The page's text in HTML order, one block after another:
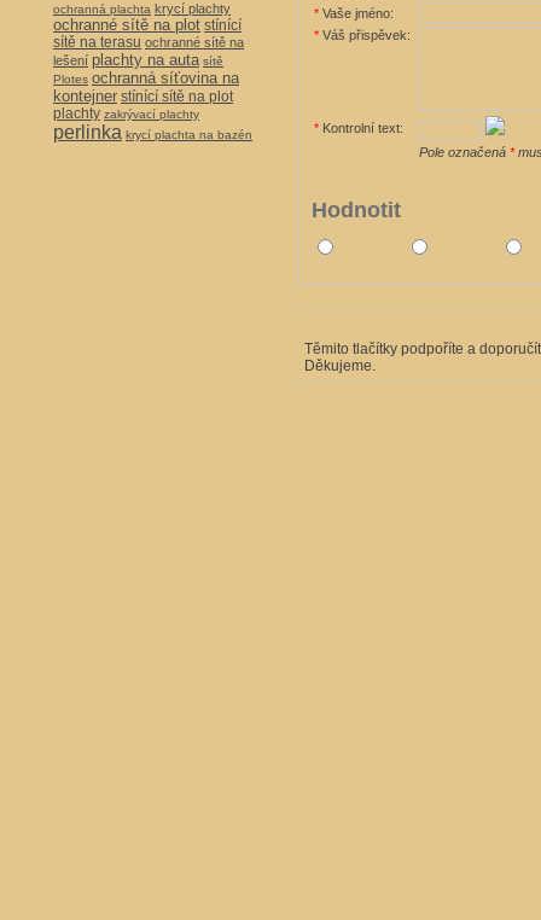
* Vaše jméno:
* Váš přispěvek:
* Kontrolní text:
Pole označená *
Hodnotit
Těmito tlačítky podpoříte a
Děkujeme.
ochranná plachta krycí plachty
ochranné sítě na plot stínící
sítě na terasu ochranné sítě na
lešení plachty na auta sítě
Plotes ochranná síťovina na
kontejner stínící sítě na plot
plachty zakrývací plachty
perlinka krycí plachta na bazén